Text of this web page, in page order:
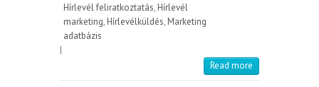
Hírlevél feliratkoztatás, Hírlevél
marketing, Hírlevélküldés, Marketing
adatbázis
|
Read more